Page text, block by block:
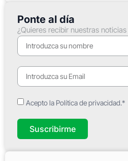
Ponte al día
¿Quieres recibir nuestras
Acepto la Política de privacidad.*
Suscribirme